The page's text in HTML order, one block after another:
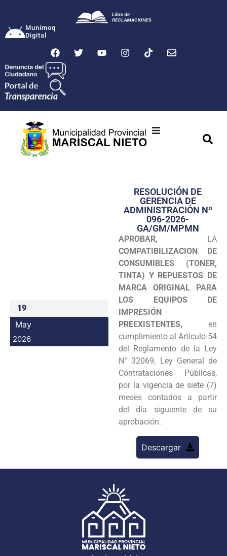
Munimoq
Digital
Transparencia
Seguridad
Programas
Intranet
19
May
2026
RESOLUCIÓN DE
GERENCIA DE
ADMINISTRACIÓN Nº
096-2026-
GA/GM/MPMN
APROBAR, LA
COMPATIBILIZACION DE
CONSUMIBLES (TONER,
TINTA) Y REPUESTOS DE
MARCA ORIGINAL PARA
LOS EQUIPOS DE
IMPRESIÓN
PREEXISTENTES, en
cumplimiento al Artículo 54
del Reglamento de la Ley
N° 32069, Ley General de
Contrataciones Públicas,
por la vigencia de siete (7)
meses contados a partir
del día siguiente de su
aprobación.
Descargar